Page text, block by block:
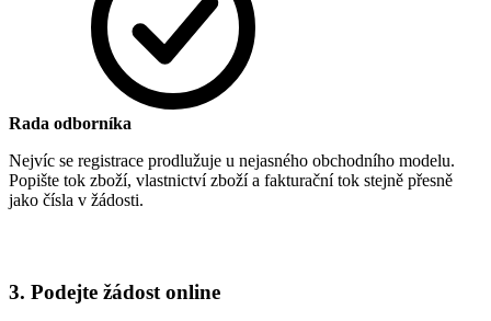
Rada odborníka
Nejvíc se registrace prodlužuje u nejasného obchodního modelu.
Popište tok zboží, vlastnictví zboží a fakturační tok stejně přesně
jako čísla v žádosti.
3. Podejte žádost online